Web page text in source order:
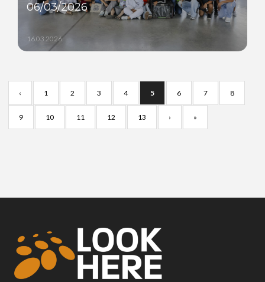
06/03/2026
16.03.2026
‹ 1 2 3 4 5 6 7 8
9 10 11 12 13 › »